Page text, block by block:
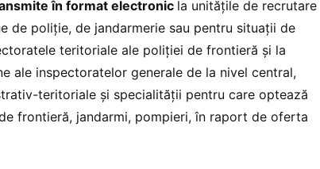
în format electronic la unitățile de recrutare
de poliție, de jandarmerie sau pentru situații de
teritoriale ale poliției de frontieră și la
ale inspectoratelor generale de la nivel central,
teritoriale și specialității pentru care optează
frontieră, jandarmi, pompieri, în raport de oferta